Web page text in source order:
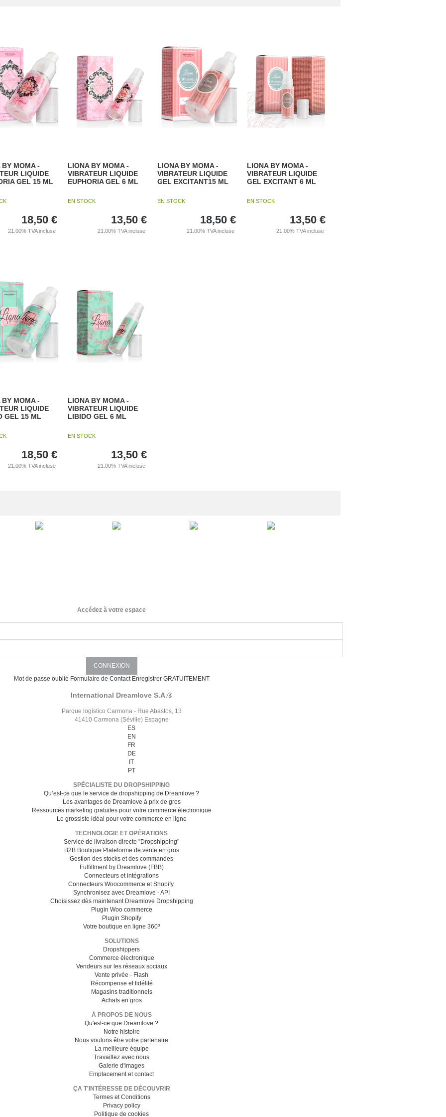
BY MOMA -
LIQUIDE
GEL 15 ML
18,50 €
21.00%TVA incluse
LIONA BY MOMA -
VIBRATEUR LIQUIDE
EUPHORIA GEL 6 ML
EN STOCK
13,50 €
21.00% TVA incluse
LIONA BY MOMA -
VIBRATEUR LIQUIDE
GEL EXCITANT15 ML
EN STOCK
18,50 €
21.00%TVA incluse
LIONA BY MOMA -
VIBRATEUR LIQUIDE
GEL EXCITANT 6 ML
EN STOCK
13,50 €
21.00% TVA incluse
BY MOMA -
LIQUIDE
GEL 15 ML
18,50 €
21.00%TVA incluse
LIONA BY MOMA -
VIBRATEUR LIQUIDE
LIBIDO GEL 6 ML
EN STOCK
13,50 €
21.00% TVA incluse
Accédez à votre espace
Mot de passe oublié Formulaire de Contact Enregistrer GRATUITEMENT
International Dreamlove S.A.®
Parque logístico Carmona - Rue Abastos, 13
41410 Carmona (Séville) Espagne
ES
EN
FR
DE
IT
PT
SPÉCIALISTE DU DROPSHIPPING
Qu’est-ce que le service de dropshipping de Dreamlove ?
Les avantages de Dreamlove à prix de gros
Ressources marketing gratuites pour votre commerce électronique
Le grossiste idéal pour votre commerce en ligne
TECHNOLOGIE ET OPÉRATIONS
Service de livraison directe "Dropshipping"
B2B Boutique Plateforme de vente en gros
Gestion des stocks et des commandes
Fulfillment by Dreamlove (FBB)
Connecteurs et intégrations
Connecteurs Woocommerce et Shopify.
Synchronisez avec Dreamlove - API
Choisissez dès maintenant Dreamlove Dropshipping
Plugin Woo commerce
Plugin Shopify
Votre boutique en ligne 360º
SOLUTIONS
Dropshippers
Commerce électronique
Vendeurs sur les réseaux sociaux
Vente privée - Flash
Récompense et fidélité
Magasins traditionnels
Achats en gros
À PROPOS DE NOUS
Qu'est-ce que Dreamlove ?
Notre histoire
Nous voulons être votre partenaire
La meilleure équipe
Travaillez avec nous
Galerie d'images
Emplacement et contact
ÇA T'INTÉRESSE DE DÉCOUVRIR
Termes et Conditions
Privacy policy
Politique de cookies